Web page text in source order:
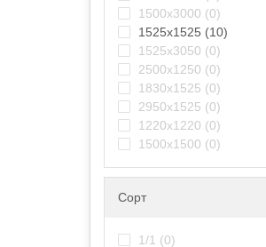
1500х3000 (0)
1525х1525 (10)
1525х3050 (0)
2500х1250 (0)
1830х1525 (0)
2950х1525 (0)
1220x1220 (0)
1500х1500 (0)
Сорт
1/1 (0)